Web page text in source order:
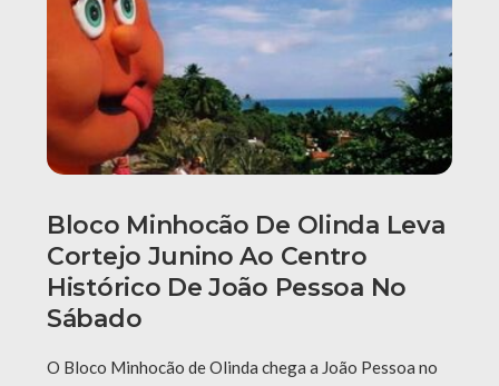
Bloco Minhocão De Olinda Leva
Cortejo Junino Ao Centro
Histórico De João Pessoa No
Sábado
O Bloco Minhocão de Olinda chega a João Pessoa no